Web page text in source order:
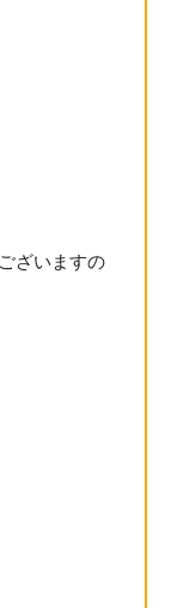
ざいますの